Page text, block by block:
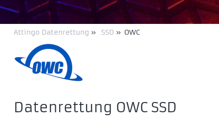
Attingo Datenrettung » SSD » OWC
Datenrettung OWC SSD